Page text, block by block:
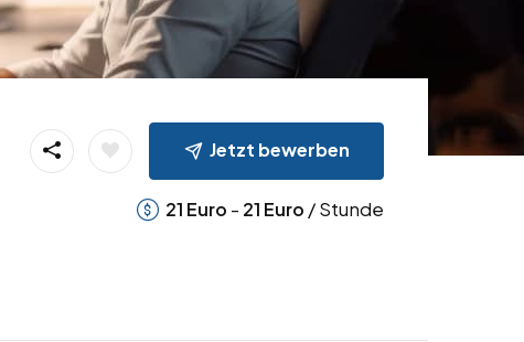
Jetzt bewerben
21 Euro - 21 Euro / Stunde